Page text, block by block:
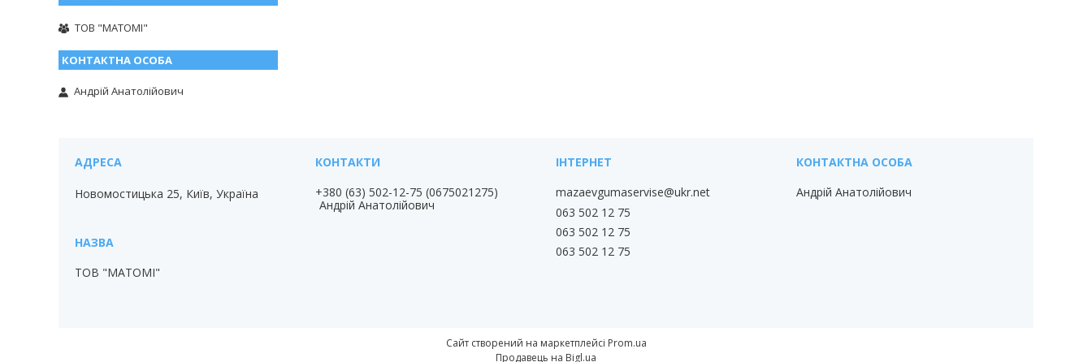
ТОВ "МАТОМІ"
Андрій Анатолійович
Новомостицька 25, Київ, Україна
ТОВ "МАТОМІ"
+380 (63) 502-12-75 0675021275
Андрій Анатолійович
mazaevgumaservise@ukr.net
063 502 12 75
063 502 12 75
063 502 12 75
Андрій Анатолійович
Сайт створений на маркетплейсі Prom.ua
Продавець на Bigl.ua